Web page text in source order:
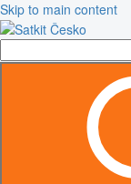
Skip to main content